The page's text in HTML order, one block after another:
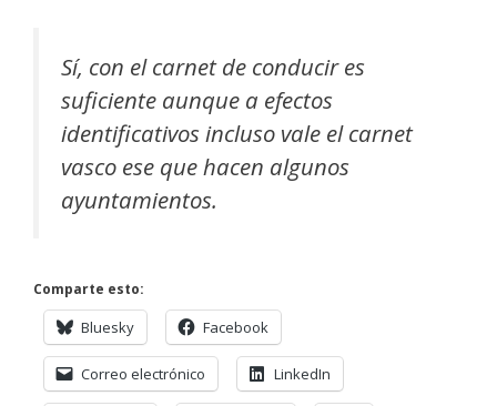
Sí, con el carnet de conducir es
suficiente aunque a efectos
identificativos incluso vale el carnet
vasco ese que hacen algunos
ayuntamientos.
Comparte esto:
Bluesky Facebook
Correo electrónico LinkedIn